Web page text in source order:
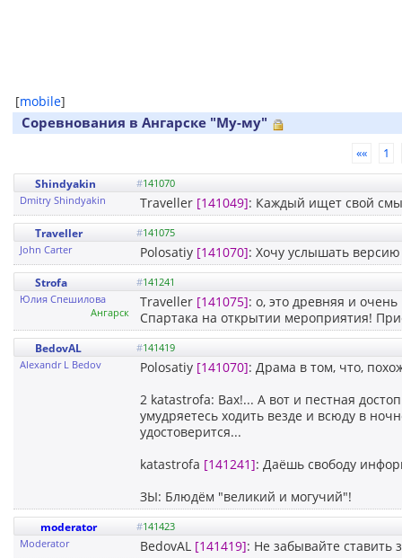
[mobile]
Соревнования в Ангарске "Му-му"
«« 1
Shindyakin #141070
Dmitry Shindyakin
Traveller [141049]: Каждый ищет свой
Traveller #141075
John Carter
Polosatiy [141070]: Хочу услышать версию
Strofa #141241
Юлия Спешилова
Ангарск
Traveller [141075]: о, это древняя и
Спартака на открытии мероприятия!
BedovAL #141419
Alexandr L Bedov
Polosatiy [141070]: Драма в том, что,
2 katastrofa: Вах!... А вот и пестная
умудряетесь ходить везде и всюду в
удостоверится...
katastrofa [141241]: Даёшь свободу
ЗЫ: Блюдём "великий и могучий"!
moderator #141423
Moderator
BedovAL [141419]: Не забывайте ставить